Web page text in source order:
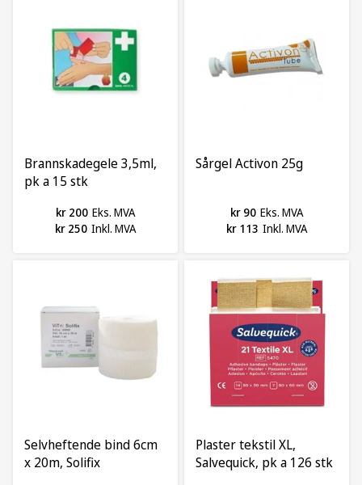
Brannskadegele 3,5ml,
pk a 15 stk
kr 200 Eks. MVA
kr 250 Inkl. MVA
Sårgel Activon 25g
kr 90 Eks. MVA
kr 113 Inkl. MVA
Selvheftende bind 6cm
x 20m, Solifix
Plaster tekstil XL,
Salvequick, pk a 126 stk